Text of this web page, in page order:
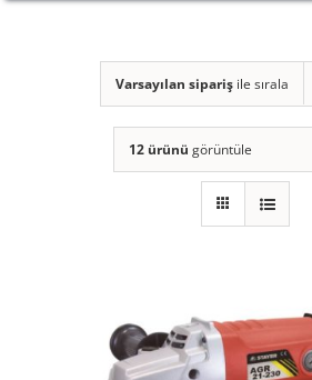
Varsayılan sipariş ile sırala
12 ürünü görüntüle